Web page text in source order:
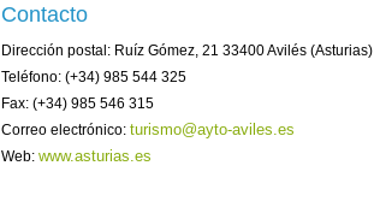
Contacto
Dirección postal: Ruíz Gómez, 21 33400 Avilés (Asturias)
Teléfono: (+34) 985 544 325
Fax: (+34) 985 546 315
Correo electrónico:turismo@ayto-aviles.es
Web:www.asturias.es